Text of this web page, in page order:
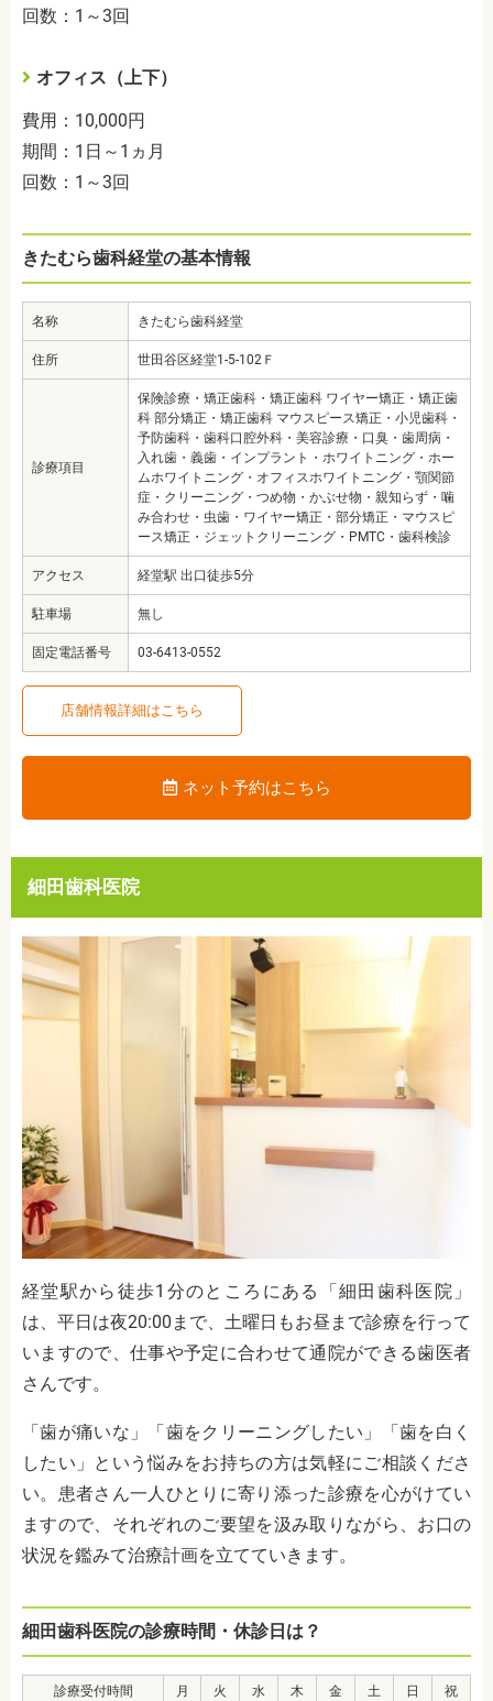
回数：1～3回
オフィス（上下）
費用：10,000円
期間：1日～1ヵ月
回数：1～3回
きたむら歯科経堂の基本情報
名称 きたむら歯科経堂
住所 世田谷区経堂1-5-102Ｆ
診療項目
保険診療・矯正歯科・矯正歯科 ワイヤー矯正・矯正歯
科 部分矯正・矯正歯科 マウスピース矯正・小児歯科・
予防歯科・歯科口腔外科・美容診療・口臭・歯周病・
入れ歯・義歯・インプラント・ホワイトニング・ホー
ムホワイトニング・オフィスホワイトニング・顎関節
症・クリーニング・つめ物・かぶせ物・親知らず・噛
み合わせ・虫歯・ワイヤー矯正・部分矯正・マウスピ
ース矯正・ジェットクリーニング・PMTC・歯科検診
アクセス 経堂駅 出口徒歩5分
駐車場 無し
固定電話番号 03-6413-0552
店舗情報詳細はこちら
ネット予約はこちら
細田歯科医院
経堂駅から徒歩1分のところにある「細田歯科医院」
は、平日は夜20:00まで、土曜日もお昼まで診療を行って
いますので、仕事や予定に合わせて通院ができる歯医者
さんです。
「歯が痛いな」「歯をクリーニングしたい」「歯を白く
したい」という悩みをお持ちの方は気軽にご相談くださ
い。患者さん一人ひとりに寄り添った診療を心がけてい
ますので、それぞれのご要望を汲み取りながら、お口の
状況を鑑みて治療計画を立てていきます。
細田歯科医院の診療時間・休診日は？
診療受付時間 月 火 水 木 金 土 日 祝